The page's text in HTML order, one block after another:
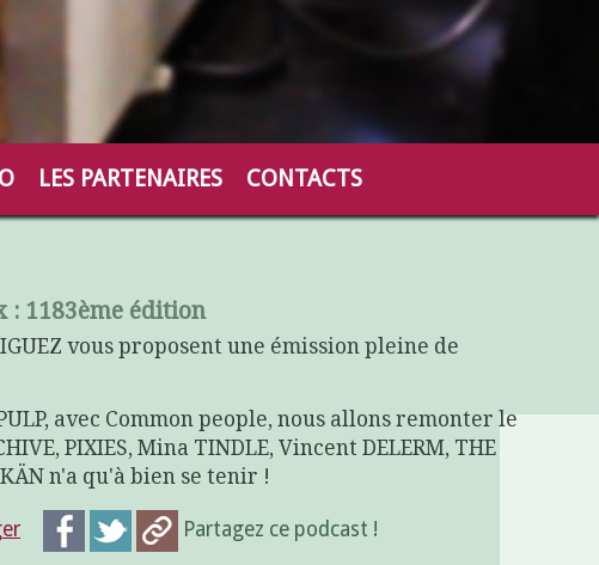
LES PARTENAIRES CONTACTS
: 1183ème édition
vous proposent une émission pleine de
avec Common people, nous allons remonter le
PIXIES, Mina TINDLE, Vincent DELERM, THE
n'a qu'à bien se tenir !
Partagez ce podcast !